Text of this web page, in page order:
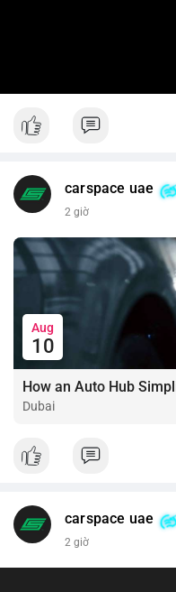
carspace uae
2 giờ
Aug
10
Dubai
carspace uae
2 giờ